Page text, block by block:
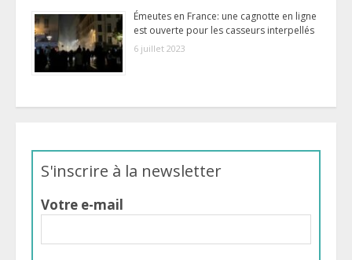
Émeutes en France: une cagnotte en ligne
est ouverte pour les casseurs interpellés
6 juillet 2023
S'inscrire à la newsletter
Votre e-mail